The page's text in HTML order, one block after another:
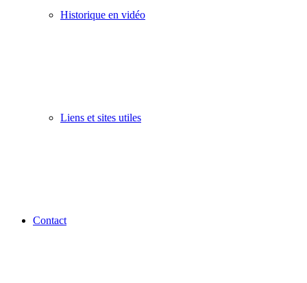
Historique en vidéo
Liens et sites utiles
Contact